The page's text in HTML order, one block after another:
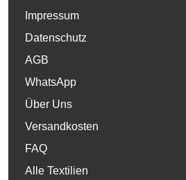
Impressum
Datenschutz
AGB
WhatsApp
Über Uns
Versandkosten
FAQ
Alle Textilien